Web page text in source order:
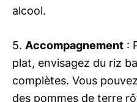
alcool.
5. Accompagnement :
plat, envisagez du riz
complètes. Vous
des pommes de terre